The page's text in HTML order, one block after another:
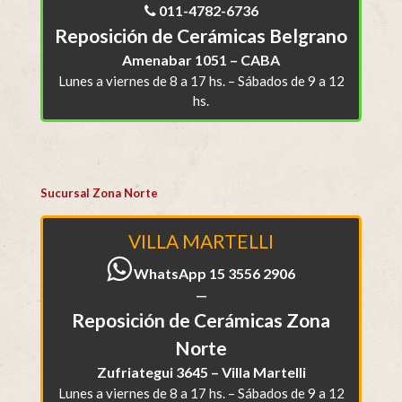
011-4782-6736
Reposición de Cerámicas Belgrano
Amenabar 1051 – CABA
Lunes a viernes de 8 a 17 hs. – Sábados de 9 a 12
hs.
Sucursal Zona Norte
VILLA MARTELLI
WhatsApp 15 3556 2906
—
Reposición de Cerámicas Zona
Norte
Zufriategui 3645 – Villa Martelli
Lunes a viernes de 8 a 17 hs. – Sábados de 9 a 12